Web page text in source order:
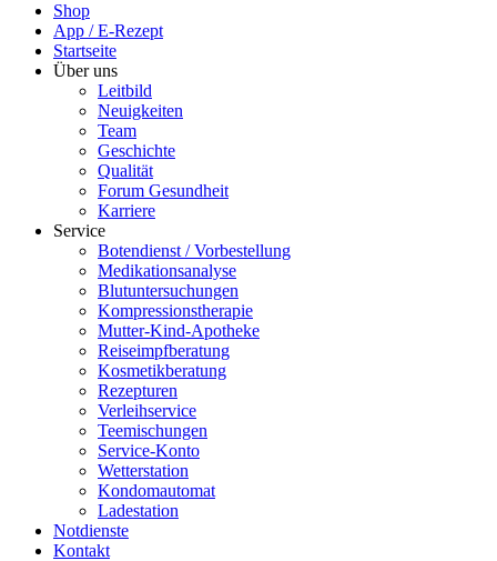
Shop
App / E-Rezept
Startseite
Über uns
Leitbild
Neuigkeiten
Team
Geschichte
Qualität
Forum Gesundheit
Karriere
Service
Botendienst / Vorbestellung
Medikationsanalyse
Blutuntersuchungen
Kompressionstherapie
Mutter-Kind-Apotheke
Reiseimpfberatung
Kosmetikberatung
Rezepturen
Verleihservice
Teemischungen
Service-Konto
Wetterstation
Kondomautomat
Ladestation
Notdienste
Kontakt